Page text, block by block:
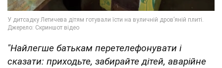
"Найлегше батькам перетелефонувати і
сказати: приходьте, забирайте дітей, аварійне